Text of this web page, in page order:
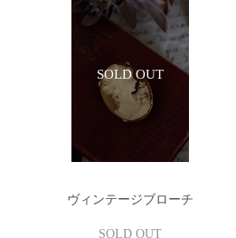
ヴィンテージブローチ
SOLD OUT